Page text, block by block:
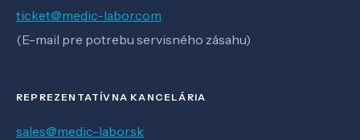
ticket@medic-labor.com
(E-mail pre potrebu servisného zásahu)
REPREZENTATÍVNA KANCELÁRIA
sales@medic-labor.sk